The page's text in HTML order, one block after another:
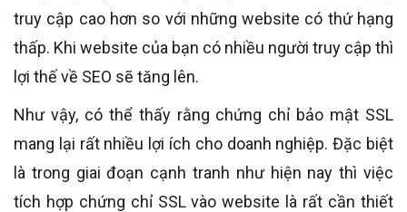
truy cập cao hơn so với những website có thứ hạng
thấp. Khi website của bạn có nhiều người truy cập thì
lợi thế về SEO sẽ tăng lên.
Như vậy, có thể thấy rằng chứng chỉ bảo mật SSL
mang lại rất nhiều lợi ích cho doanh nghiệp. Đặc biệt
là trong giai đoạn cạnh tranh như hiện nay thì việc
tích hợp chứng chỉ SSL vào website là rất cần thiết